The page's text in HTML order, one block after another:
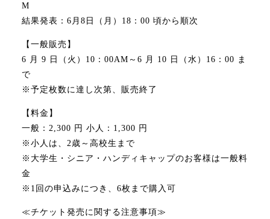
M
結果発表：6月8日（月）18：00 頃から順次
【一般販売】
6 月 9 日（火）10：00AM～6 月 10 日（水）16：00 ま
で
※予定枚数に達し次第、販売終了
【料金】
一般：2,300 円 小人：1,300 円
※小人は、2歳～高校生まで
※大学生・シニア・ハンディキャップのお客様は一般料
金
※1回の申込みにつき、6枚まで購入可
≪チケット発売に関する注意事項≫